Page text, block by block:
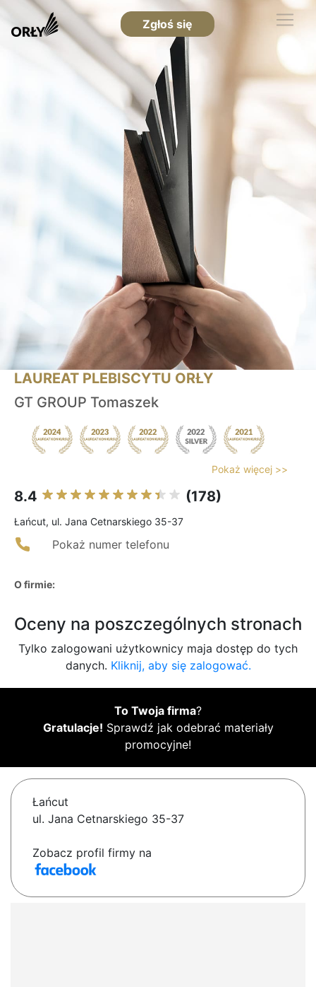
Zgłoś się
LAUREAT PLEBISCYTU ORŁY
GT GROUP Tomaszek
Pokaż więcej >>
8.4 (178)
Łańcut, ul. Jana Cetnarskiego 35-37
Pokaż numer telefonu
O firmie:
Oceny na poszczególnych stronach
Tylko zalogowani użytkownicy maja dostęp do tych
danych. Kliknij, aby się zalogować.
To Twoja firma?
Gratulacje! Sprawdź jak odebrać materiały
promocyjne!
Łańcut
ul. Jana Cetnarskiego 35-37
Zobacz profil firmy na